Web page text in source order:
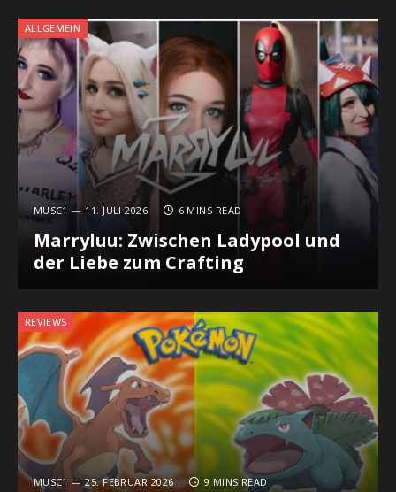
ALLGEMEIN
MUSC1 11. JULI 2026 6 MINS READ
Marryluu: Zwischen Ladypool und
der Liebe zum Crafting
REVIEWS
MUSC1 25. FEBRUAR 2026 9 MINS READ